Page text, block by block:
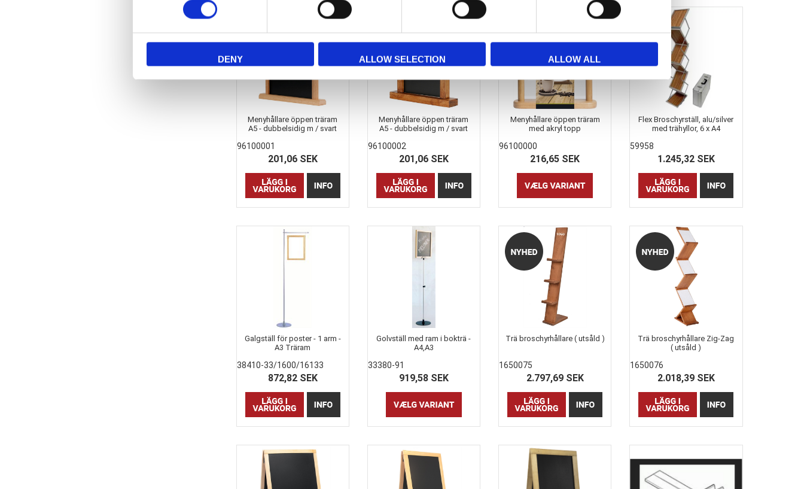
DENY ALLOW SELECTION ALLOW ALL
Menyhållare öppen träram
A5 - dubbelsidig m / svart
96100001
201,06 SEK
Menyhållare öppen träram
A5 - dubbelsidig m / svart
96100002
201,06 SEK
Menyhållare öppen träram
med akryl topp
96100000
216,65 SEK
Flex Broschyrställ, alu/silver
med trähyllor, 6 x A4
59958
1.245,32 SEK
Galgställ för poster - 1 arm -
A3 Träram
38410-33/1600/16133
872,82 SEK
Golvställ med ram i bokträ -
A4,A3
33380-91
919,58 SEK
Trä broschyrhållare ( utsåld )
1650075
2.797,69 SEK
Trä broschyrhållare Zig-Zag
( utsåld )
1650076
2.018,39 SEK